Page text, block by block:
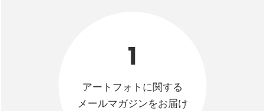
1
アートフォトに関する
メールマガジンをお届け